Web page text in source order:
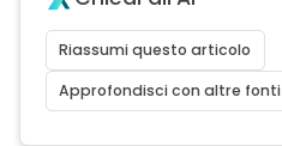
Riassumi questo articolo
Approfondisci con altre fonti